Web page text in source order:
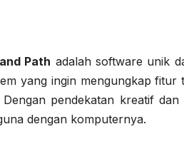
Path adalah software unik
yang ingin mengungkap
pendekatan kreatif
dengan komputernya.